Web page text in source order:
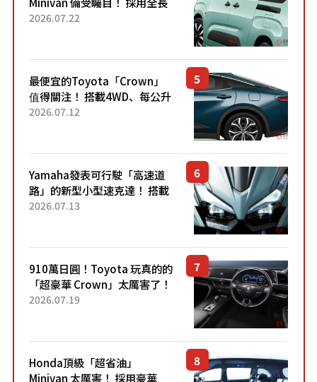
4.7公尺剛剛好的車身尺寸與
2026.07.22
最便宜的Toyota「Crown」
值得關注！ 搭載4WD、每公升
22.4公里低油耗表現超亮眼！
2026.07.12
Yamaha發表可行駛「高速道
路」的新型小型速克達！ 搭載
能享受超強勁「渦輪感」的動
2026.07.13
910萬日圓！Toyota 玩真的的
「超豪華 Crown」太厲害了！
採用由「匠人技藝」打造的
2026.07.19
Honda頂級「超省油」
Minivan 太厲害！ 採用豪華